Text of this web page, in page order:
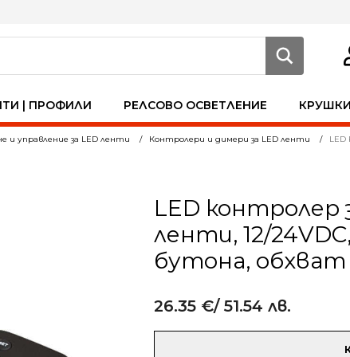
| ПРОФИЛИ РЕЛСОВО ОСВЕТЛЕНИЕ
и управление за LED ленти Контролери и димери за LED ленти LED
LED контролер
ленти, 12/
бутона,
26.35 €/ 51.54 лв.